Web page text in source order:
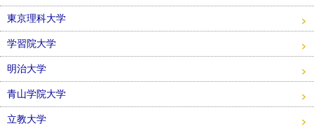
東京理科大学
学習院大学
明治大学
青山学院大学
立教大学